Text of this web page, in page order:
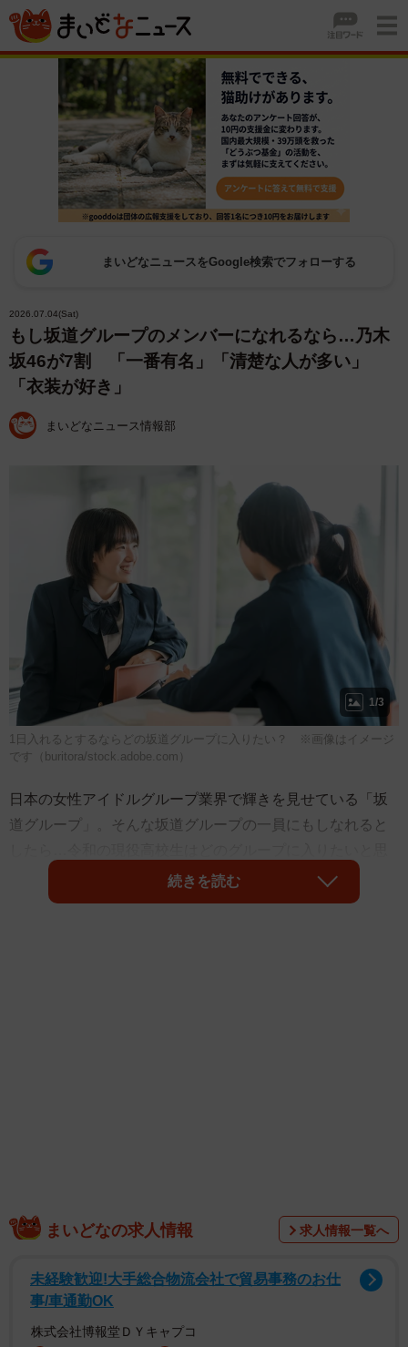
まいどなニュースをGoogle検索でフォローする
2026.07.04(Sat)
もし坂道グループのメンバーになれるなら…乃木
坂46が7割 「一番有名」「清楚な人が多い」
「衣装が好き」
まいどなニュース情報部
1/3
1日入れるとするならどの坂道グループに入りたい？ ※画像はイメージ
です（buritora/stock.adobe.com）
日本の女性アイドルグループ業界で輝きを見せている「坂
道グループ」。そんな坂道グループの一員にもしなれると
うのでしょうか。株式会社ワカモノリサーチ（東京都杉並
区）が運営する10代・現役高校生を対象としたマーケティ
調査は、全国の現役高校生男女307人を対象として、2026
年3月～4月の期間にインターネットで実施されました。
続きを読む
まいどなの求人情報 求人情報一覧へ
未経験歓迎!大手総合物流会社で貿易事務のお仕
事/車通勤OK
株式会社博報堂ＤＹキャプコ